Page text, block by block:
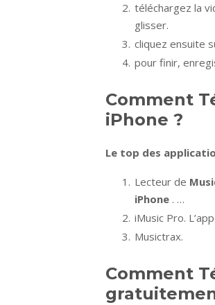
téléchargez la
glisser.
cliquez ensuite
pour finir,
Comment
iPhone ?
Le top des
Lecteur de
iPhone . …
iMusic Pro. L’app
Musictrax.
Comment